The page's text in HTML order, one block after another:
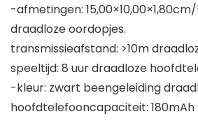
-afmetingen:
draadloze oordopjes.
transmissieafstand: >10m
speeltijd: 8 uur draadloze
-kleur: zwart beengeleiding
hoofdtelefooncapaciteit: